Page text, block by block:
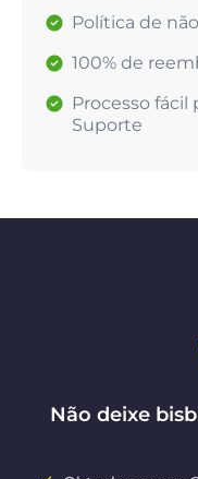
Política de
100% de
Processo
Suporte
Não deixe